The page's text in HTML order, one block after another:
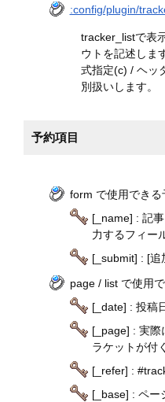
:config/plugin/
tracker_listで表
ウトを記述しま
式指定(c) / ヘッ
別扱いします。
予約項目
form で使用できる
[_name] : 記
力するフィー
[_submit] : [追
page / list で使用
[_date] : 投稿
[_page] : 実際
ラケットが付
[_refer] :
[_base] : ペー